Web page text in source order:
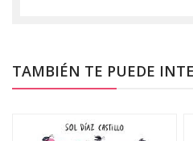
TAMBIÉN TE PUEDE